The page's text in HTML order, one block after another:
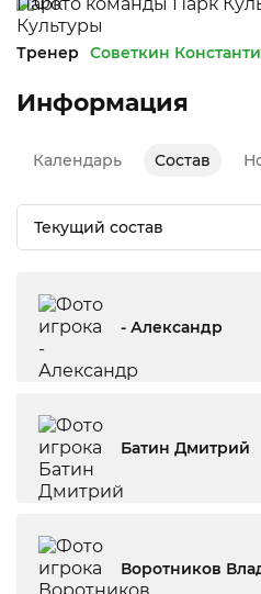
Тренер Советкин
Информация
Календарь Состав
Текущий состав
- Александр
Батин Дмитрий
Воротников